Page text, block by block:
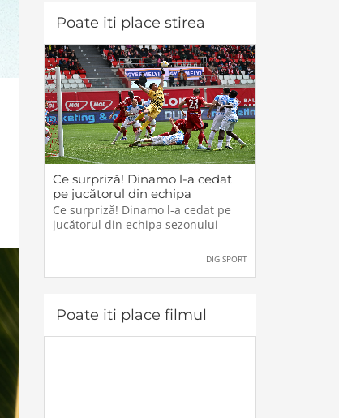
de înaltă calitate
Poate iti place stirea
Ce surpriză! Dinamo l-a cedat
pe jucătorul din echipa
sezonului
Ce surpriză! Dinamo l-a cedat pe
jucătorul din echipa sezonului
DIGISPORT
Poate iti place filmul